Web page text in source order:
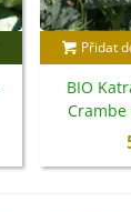
Přidat
BIO